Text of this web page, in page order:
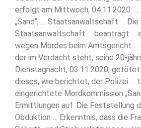
erfolgt am Mittwoch, 04.11.2020. …
„Sand“, … Staatsanwaltschaft … Die
Staatsanwaltschaft … beantragt …
wegen Mordes beim Amtsgericht …
der im Verdacht steht, seine 20-
Dienstagnacht, 03.11.2020,
dieses, wie berichtet, der Polizei …
eingerichtete Mordkommission
Ermittlungen auf. Die Feststellung
Obduktion … Erkenntnis, dass die